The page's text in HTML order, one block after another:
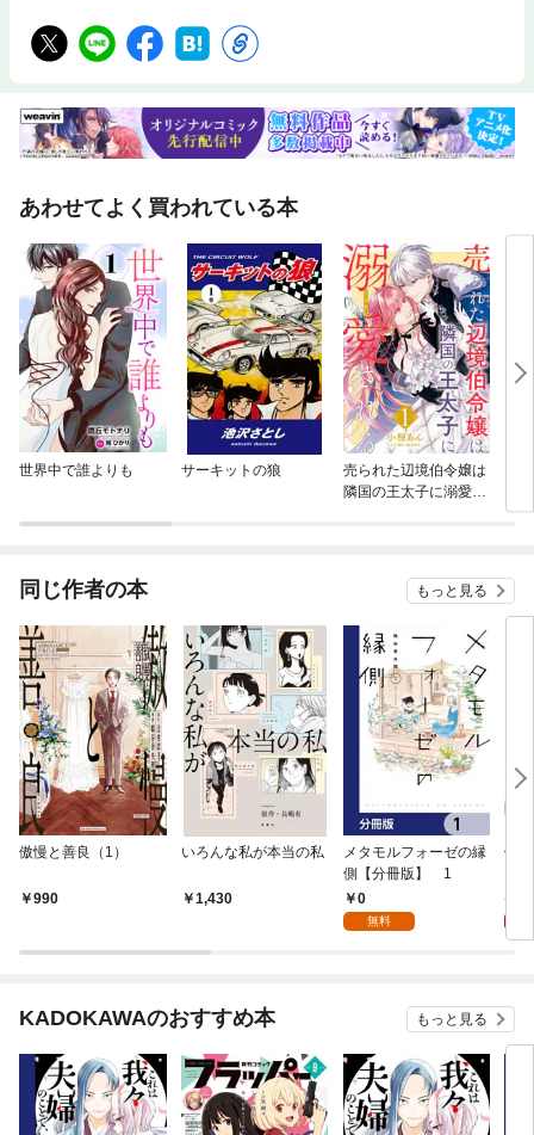
あわせてよく買われている本
世界中で誰よりも サーキットの狼
売られた辺境伯令嬢は
隣国の王太子に溺愛さ
同じ作者の本 もっと見る
傲慢と善良（1）
990
いろんな私が本当の私
1,430
メタモルフォーゼの縁
側【分冊版】 1
0
無料
僕
ー
定
KADOKAWAのおすすめ本 もっと見る